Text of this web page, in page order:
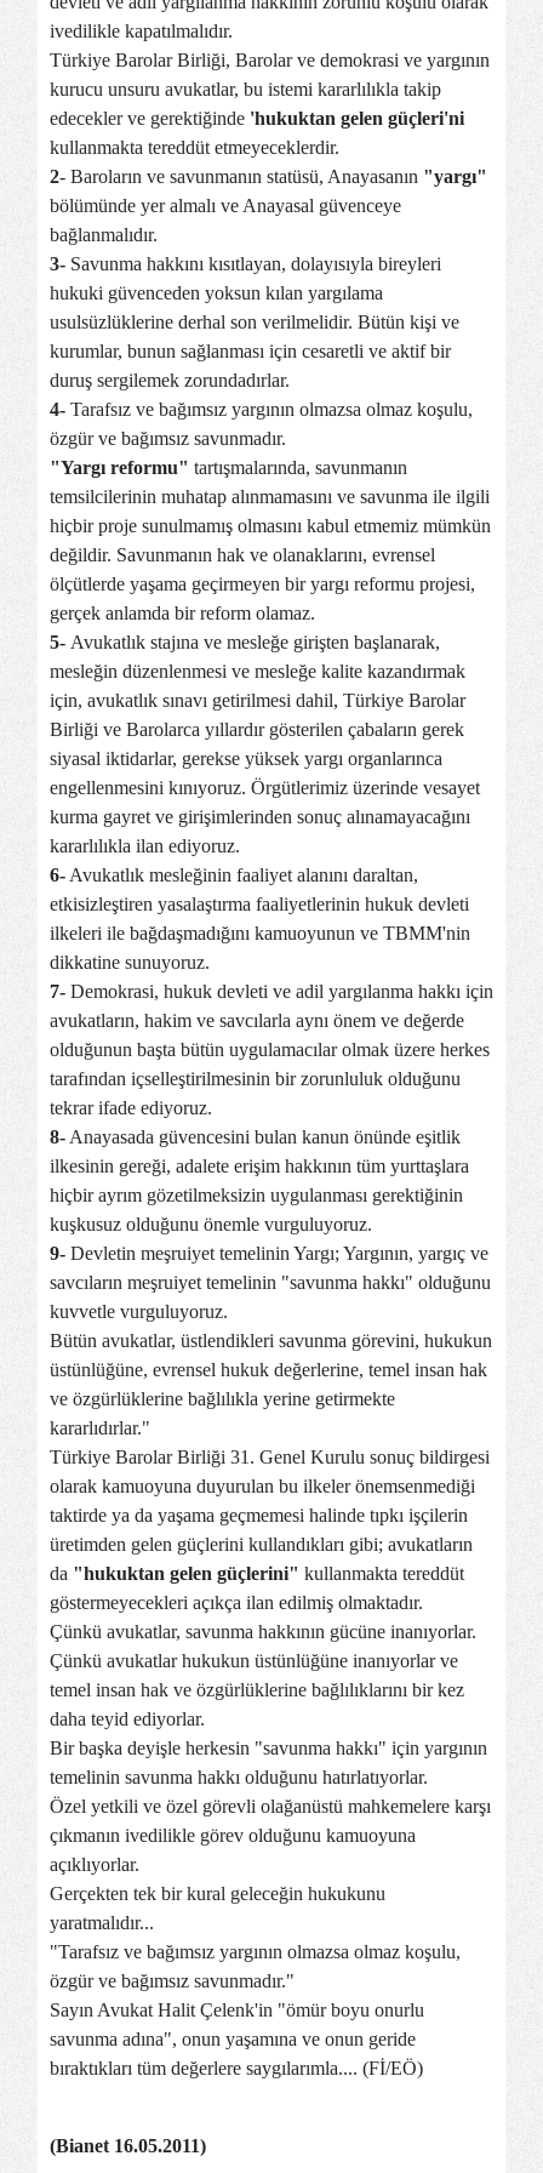
ivedilikle kapatılmalıdır.
Türkiye Barolar Birliği, Barolar ve demokrasi ve yargının
kurucu unsuru avukatlar, bu istemi kararlılıkla takip
edecekler ve gerektiğinde 'hukuktan gelen güçleri'ni
kullanmakta tereddüt etmeyeceklerdir.
2- Baroların ve savunmanın statüsü, Anayasanın "yargı"
bölümünde yer almalı ve Anayasal güvenceye
bağlanmalıdır.
3- Savunma hakkını kısıtlayan, dolayısıyla bireyleri
hukuki güvenceden yoksun kılan yargılama
usulsüzlüklerine derhal son verilmelidir. Bütün kişi ve
kurumlar, bunun sağlanması için cesaretli ve aktif bir
duruş sergilemek zorundadırlar.
4- Tarafsız ve bağımsız yargının olmazsa olmaz koşulu,
özgür ve bağımsız savunmadır.
"Yargı reformu" tartışmalarında, savunmanın
temsilcilerinin muhatap alınmamasını ve savunma ile ilgili
hiçbir proje sunulmamış olmasını kabul etmemiz mümkün
değildir. Savunmanın hak ve olanaklarını, evrensel
ölçütlerde yaşama geçirmeyen bir yargı reformu projesi,
gerçek anlamda bir reform olamaz.
5- Avukatlık stajına ve mesleğe girişten başlanarak,
mesleğin düzenlenmesi ve mesleğe kalite kazandırmak
için, avukatlık sınavı getirilmesi dahil, Türkiye Barolar
Birliği ve Barolarca yıllardır gösterilen çabaların gerek
siyasal iktidarlar, gerekse yüksek yargı organlarınca
engellenmesini kınıyoruz. Örgütlerimiz üzerinde vesayet
kurma gayret ve girişimlerinden sonuç alınamayacağını
kararlılıkla ilan ediyoruz.
6- Avukatlık mesleğinin faaliyet alanını daraltan,
etkisizleştiren yasalaştırma faaliyetlerinin hukuk devleti
ilkeleri ile bağdaşmadığını kamuoyunun ve TBMM'nin
dikkatine sunuyoruz.
7- Demokrasi, hukuk devleti ve adil yargılanma hakkı için
avukatların, hakim ve savcılarla aynı önem ve değerde
olduğunun başta bütün uygulamacılar olmak üzere herkes
tarafından içselleştirilmesinin bir zorunluluk olduğunu
tekrar ifade ediyoruz.
8- Anayasada güvencesini bulan kanun önünde eşitlik
ilkesinin gereği, adalete erişim hakkının tüm yurttaşlara
hiçbir ayrım gözetilmeksizin uygulanması gerektiğinin
kuşkusuz olduğunu önemle vurguluyoruz.
9- Devletin meşruiyet temelinin Yargı; Yargının, yargıç ve
savcıların meşruiyet temelinin "savunma hakkı" olduğunu
kuvvetle vurguluyoruz.
Bütün avukatlar, üstlendikleri savunma görevini, hukukun
üstünlüğüne, evrensel hukuk değerlerine, temel insan hak
ve özgürlüklerine bağlılıkla yerine getirmekte
kararlıdırlar."
Türkiye Barolar Birliği 31. Genel Kurulu sonuç bildirgesi
olarak kamuoyuna duyurulan bu ilkeler önemsenmediği
taktirde ya da yaşama geçmemesi halinde tıpkı işçilerin
üretimden gelen güçlerini kullandıkları gibi; avukatların
da "hukuktan gelen güçlerini" kullanmakta tereddüt
göstermeyecekleri açıkça ilan edilmiş olmaktadır.
Çünkü avukatlar, savunma hakkının gücüne inanıyorlar.
Çünkü avukatlar hukukun üstünlüğüne inanıyorlar ve
temel insan hak ve özgürlüklerine bağlılıklarını bir kez
daha teyid ediyorlar.
Bir başka deyişle herkesin "savunma hakkı" için yargının
temelinin savunma hakkı olduğunu hatırlatıyorlar.
Özel yetkili ve özel görevli olağanüstü mahkemelere karşı
çıkmanın ivedilikle görev olduğunu kamuoyuna
açıklıyorlar.
Gerçekten tek bir kural geleceğin hukukunu
yaratmalıdır...
"Tarafsız ve bağımsız yargının olmazsa olmaz koşulu,
özgür ve bağımsız savunmadır."
Sayın Avukat Halit Çelenk'in "ömür boyu onurlu
savunma adına", onun yaşamına ve onun geride
bıraktıkları tüm değerlere saygılarımla.... (Fİ/EÖ)
(Bianet 16.05.2011)